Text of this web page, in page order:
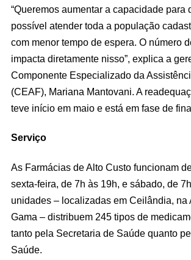
“Queremos aumentar a capacidade para
possível atender toda a população
com menor tempo de espera. O número
impacta diretamente nisso”, explica a
Componente Especializado da
(CEAF), Mariana Mantovani. A
teve início em maio e está em fase de
Serviço
As Farmácias de Alto Custo funcionam
sexta-feira, de 7h às 19h, e sábado, de
unidades – localizadas em Ceilândia, na
Gama – distribuem 245 tipos de
tanto pela Secretaria de Saúde quanto
Saúde.